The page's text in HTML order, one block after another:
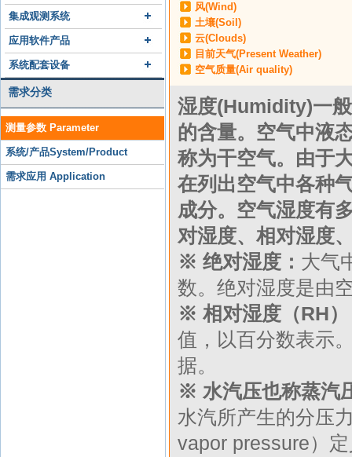
集成观测系统
应用软件产品
系统配套设备
需求分类
测量参数 Parameter
系统/产品System/Product
需求应用 Application
风(Wind)
土壤(Soil)
云(Clouds)
目前天气(Present Weather)
空气质量(Air quality)
湿度(Humidity)一
的含量。空气中液
称为干空气。由于
在列出空气中各种
成分。空气湿度有
对湿度、相对湿度
※ 绝对湿度： 大气
数。绝对湿度是由
※ 相对湿度（RH
值，以百分数表示
据。
※ 水汽压也称蒸汽
水汽所产生的分压
vapor pressure）